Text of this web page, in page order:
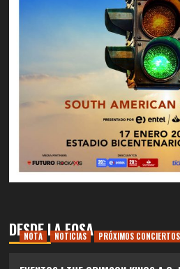
DESDE LA FOSA
NOTA NOTICIAS PRÓXIMOS CONCIERTOS